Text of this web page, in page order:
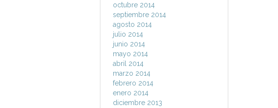
octubre 2014
septiembre 2014
agosto 2014
julio 2014
junio 2014
mayo 2014
abril 2014
marzo 2014
febrero 2014
enero 2014
diciembre 2013